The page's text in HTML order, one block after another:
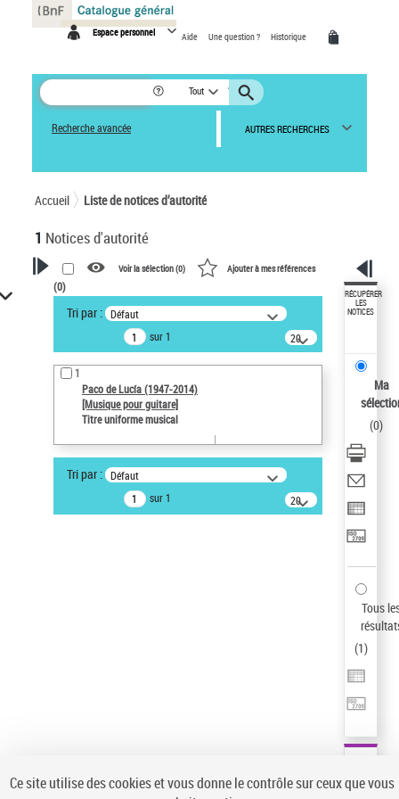
Espace personnel Aide Une question ? Historique
Tout
Recherche avancée AUTRES RECHERCHES
Accueil Liste de notices d’autorité
1 Notices d'autorité
VOTRE RECHERCHE
Recherche avancée dans les
notices d’autorité
Œuvres liées à l'auteur :
Paco de Lucía (1947-2014)
Type de notice d'autorité
Voir la sélection (0) Ajouter à mes références
(0)
Tri par : Défaut
sur 1
20
résultats/page
1
Paco de Lucía (1947-2014)
[Musique pour guitare]
Titre uniforme musical
Tri par : Défaut
sur 1
20
résultats/page
RÉCUPÉRER
LES
NOTICES
Ma
(0)
Tous
(1)
Panneau de gestion des cookies
Ce site utilise des cookies et vous donne le contrôle sur ceux que vous